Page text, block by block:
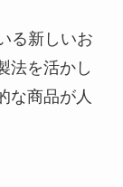
る新しいお
法を活かし
な商品が人